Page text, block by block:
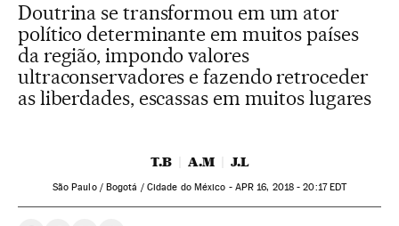
Doutrina se transformou em um ator
político determinante em muitos países
da região, impondo valores
ultraconservadores e fazendo retroceder
as liberdades, escassas em muitos lugares
T.B A.M J.L
São Paulo / Bogotá / Cidade do México - APR 16, 2018 - 20:17EDT